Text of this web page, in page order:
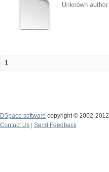
Unknown author
1
DSpace software copyright © 2002-2012
Contact Us
Send Feedback